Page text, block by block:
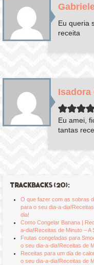
Eu queria
receita
Isadora
Eu amei,
tantas
TRACKBACKS (20):
O que fazer com as sobras
para o seu dia-a-
dia!
Como Congelar Banana |
a-dia!Receitas de Minuto –
Frutas congeladas para
o seu dia-a-dia!Receitas de
Receitas para um dia de
o seu dia-a-dia!Receitas de